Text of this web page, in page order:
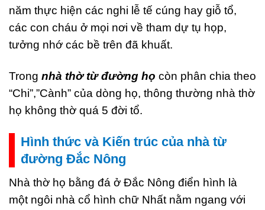
năm thực hiện các nghi lễ tế cúng hay giỗ tổ,
các con cháu ở mọi nơi về tham dự tụ họp,
tưởng nhớ các bề trên đã khuất.
Trong nhà thờ từ đường họ còn phân chia theo
“Chi”,”Cành” của dòng họ, thông thường nhà thờ
họ không thờ quá 5 đời tổ.
Hình thức và Kiến trúc của nhà từ
đường Đắc Nông
Nhà thờ họ bằng đá ở Đắc Nông điển hình là
một ngôi nhà cổ hình chữ Nhất nằm ngang với